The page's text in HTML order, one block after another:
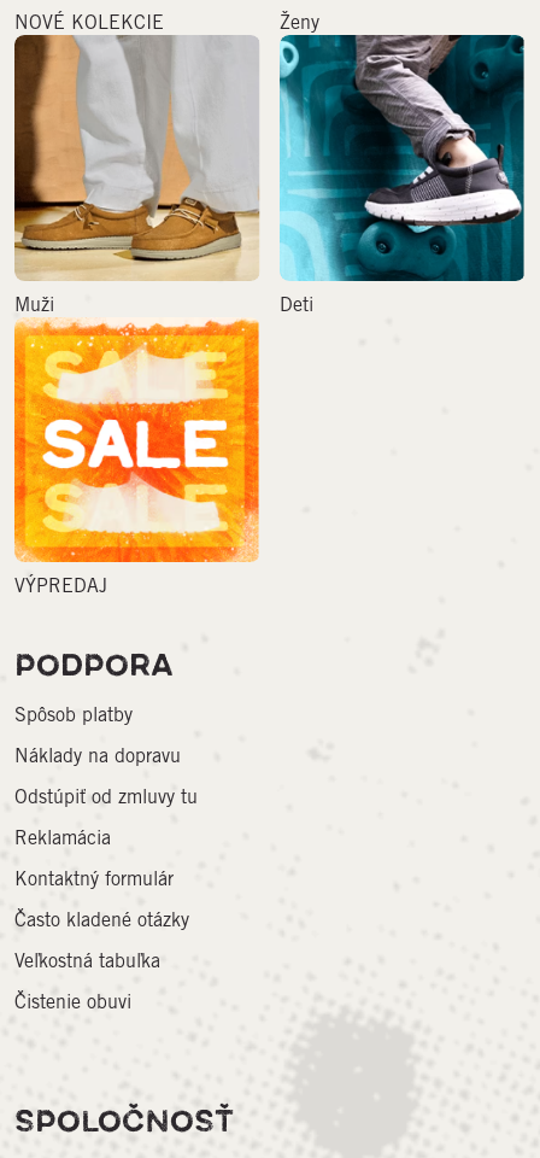
NOVÉ KOLEKCIE Ženy
Muži Deti
VÝPREDAJ
PODPORA
Spôsob platby
Náklady na dopravu
Odstúpiť od zmluvy tu
Reklamácia
Kontaktný formulár
Často kladené otázky
Veľkostná tabuľka
Čistenie obuvi
SPOLOČNOSŤ